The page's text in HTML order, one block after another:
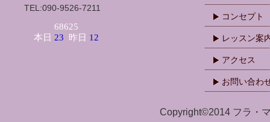
TEL:090-9526-7211
コンセプト
レッスン案
アクセス
お問い合わ
Copyright©2014 フラ・